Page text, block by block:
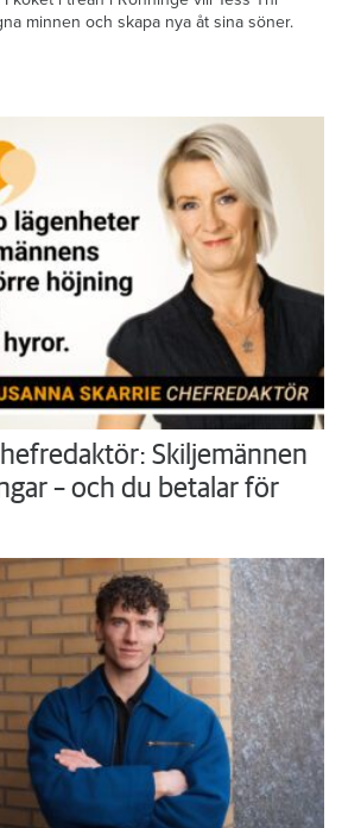
minnen och skapa nya åt sina söner.
Skiljemännen
– och du betalar för